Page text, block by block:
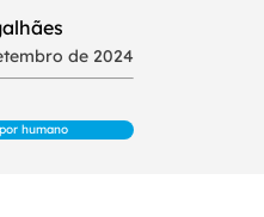
de 2024
humano